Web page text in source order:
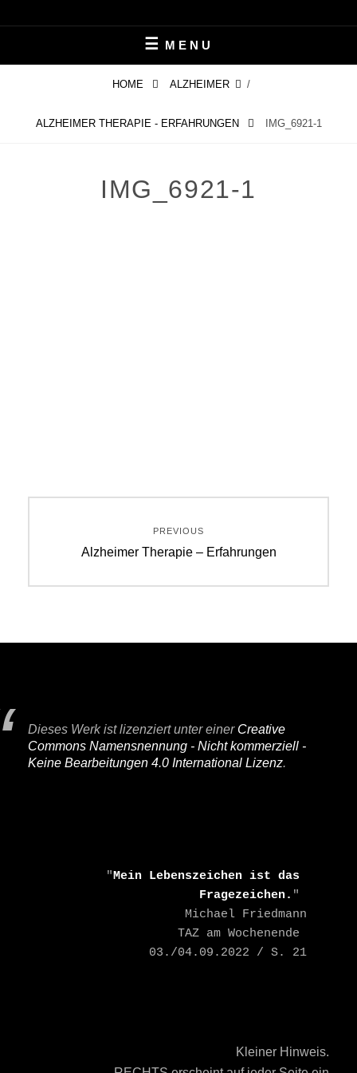
to
PERIFAIR
MENU
HOME ALZHEIMER /
ALZHEIMER THERAPIE - ERFAHRUNGEN IMG_6921-1
IMG_6921-1
PREVIOUS
Previous
Alzheimer Therapie – Erfahrungen
Dieses Werk ist lizenziert unter einer Creative
Commons Namensnennung - Nicht kommerziell -
Keine Bearbeitungen 4.0 International Lizenz.
    "
Mein Lebenszeichen ist das
Fragezeichen. "
03./04.09.2022 / S. 21
Kleiner Hinweis.